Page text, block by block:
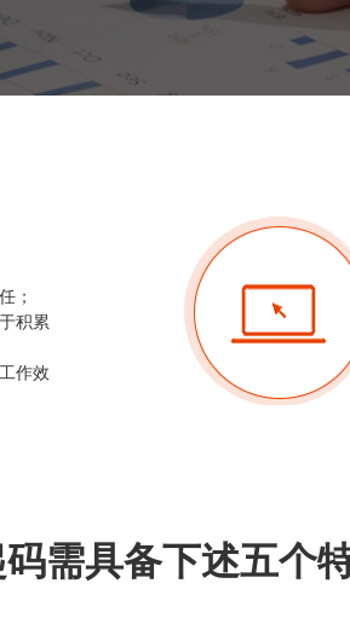
；
积累
作效
需具备下述五个